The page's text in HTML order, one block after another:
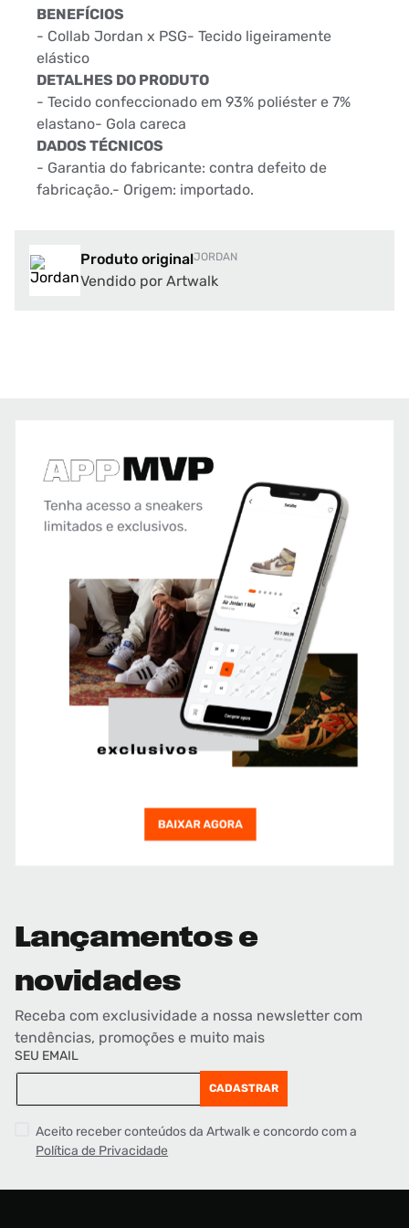
BENEFÍCIOS
- Collab Jordan x PSG- Tecido ligeiramente
elástico
DETALHES DO PRODUTO
- Tecido confeccionado em 93% poliéster e 7%
elastano- Gola careca
DADOS TÉCNICOS
- Garantia do fabricante: contra defeito de
fabricação.- Origem: importado.
Produto originalJORDAN
Vendido por Artwalk
Lançamentos e
novidades
Receba com exclusividade a nossa newsletter com
tendências, promoções e muito mais
SEU EMAIL
CADASTRAR
Aceito receber conteúdos da Artwalk e concordo com a
Política de Privacidade